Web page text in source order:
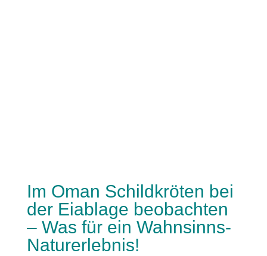
Im Oman Schildkröten bei
der Eiablage beobachten
– Was für ein Wahnsinns-
Naturerlebnis!